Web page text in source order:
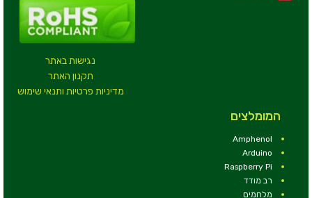
נגישות באתר
תקנון האתר
מדיניות פרטיות ותנאי שימוש
המומלצים
Amphenol
Arduino
Raspberry Pi
רב מודד
מלחמים